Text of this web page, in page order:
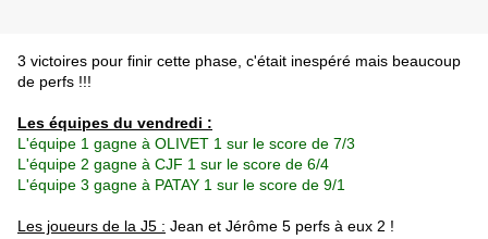
3 victoires pour finir cette phase, c'était inespéré mais beaucoup
de perfs !!!
Les équipes du vendredi :
L'équipe 1 gagne à OLIVET 1 sur le score de 7/3
L'équipe 2 gagne à CJF 1 sur le score de 6/4
L'équipe 3 gagne à PATAY 1 sur le score de 9/1
Les joueurs de la J5 : Jean et Jérôme 5 perfs à eux 2 !